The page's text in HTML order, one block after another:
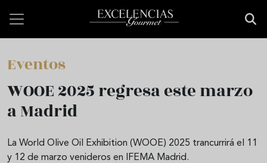
Eventos
WOOE 2025 regresa este marzo
a Madrid
La World Olive Oil Exhibition (WOOE) 2025 trancurrirá el 11
y 12 de marzo venideros en IFEMA Madrid.